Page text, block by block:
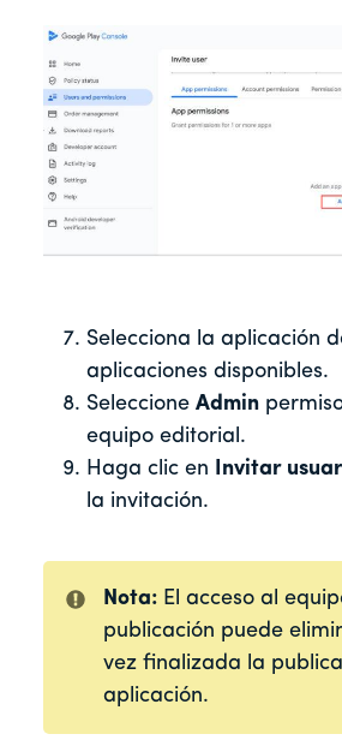
Selecciona la aplicación
aplicaciones disponibles.
Seleccione Admin
equipo editorial.
Haga clic en Invitar
la invitación.
Nota: El acceso al
publicación puede
vez finalizada la
aplicación.